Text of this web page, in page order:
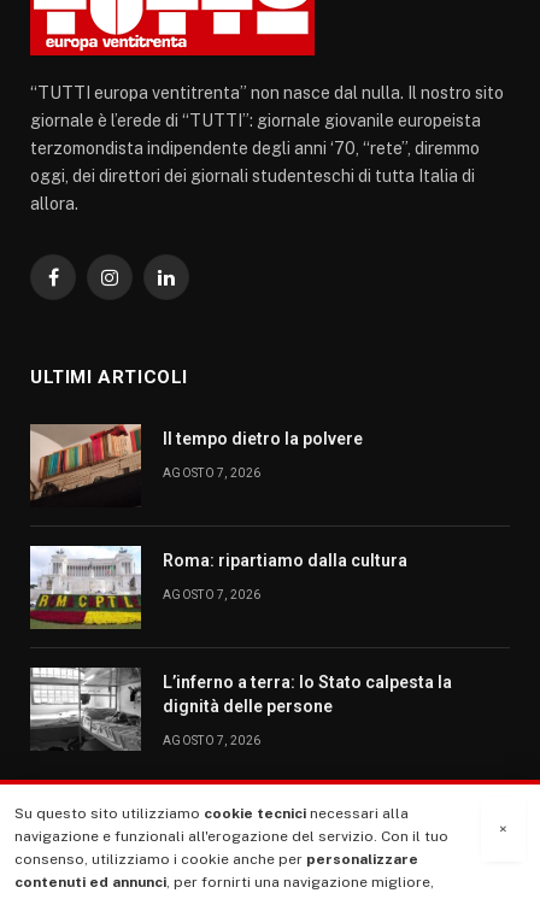
“TUTTI europa ventitrenta” non nasce dal nulla. Il nostro sito
giornale è l’erede di “TUTTI”: giornale giovanile europeista
terzomondista indipendente degli anni ‘70, “rete”, diremmo
oggi, dei direttori dei giornali studenteschi di tutta Italia di
allora.
FacebookInstagramLinkedIn
ULTIMI ARTICOLI
Il tempo dietro la polvere
AGOSTO 7, 2026
Roma: ripartiamo dalla cultura
AGOSTO 7, 2026
L’inferno a terra: lo Stato calpesta la
dignità delle persone
AGOSTO 7, 2026
MENU
La Nostra Storia
×
Su questo sito utilizziamo cookie tecnici necessari alla
navigazione e funzionali all'erogazione del servizio. Con il tuo
consenso, utilizziamo i cookie anche per personalizzare
contenuti ed annunci, per fornirti una navigazione migliore,